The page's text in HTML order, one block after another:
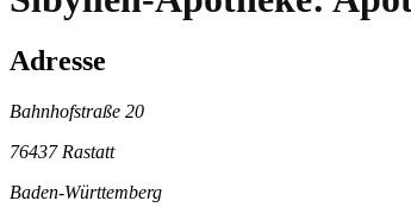
Adresse
Bahnhofstraße 20
76437 Rastatt
Baden-Württemberg